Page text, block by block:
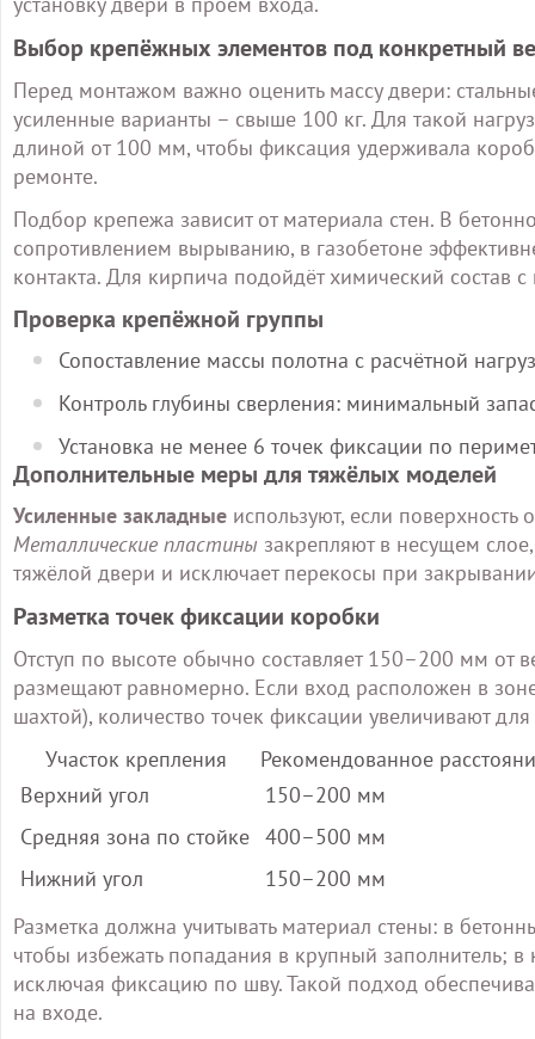
Выбор крепёжных элементов под конкретный
Перед монтажом важно оценить массу двери:
усиленные варианты – свыше 100 кг. Для такой
длиной от 100 мм, чтобы фиксация удерживала
ремонте.
Подбор крепежа зависит от материала стен. В
сопротивлением вырыванию, в газобетоне
контакта. Для кирпича подойдёт химический состав
Проверка крепёжной группы
Сопоставление массы полотна с расчётной
Контроль глубины сверления: минимальный
Установка не менее 6 точек фиксации по
Дополнительные меры для тяжёлых моделей
Усиленные закладные используют, если
Металлические пластины закрепляют в несущем
тяжёлой двери и исключает перекосы при
Разметка точек фиксации коробки
Отступ по высоте обычно составляет 150–200 мм
размещают равномерно. Если вход расположен в
шахтой), количество точек фиксации увеличивают для
Участок крепления
Рекомендованное
Верхний угол
150–200 мм
Средняя зона по стойке 400–500 мм
Нижний угол
150–200 мм
Разметка должна учитывать материал стены: в
чтобы избежать попадания в крупный
исключая фиксацию по шву. Такой подход
на входе.